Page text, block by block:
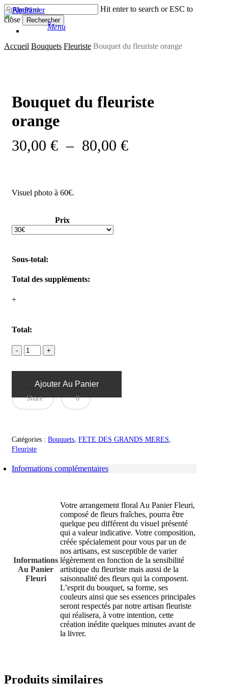
Skip
to
content
search
0
Menu
facebook
instagram
Hit enter to search or ESC to
close
Rechercher
Close
Search
Accueil Bouquets Fleuriste Bouquet du fleuriste orange
Bouquet du fleuriste
orange
30,00 € – 80,00 €Plage
Visuel photo à 60€.
Prix
Sous-total:
Total des suppléments:
+
Total:
Ajouter Au Panier
Share 0
Catégories : Bouquets, FETE DES GRANDS MERES,
Fleuriste
Informations complémentaires
Informations
Au Panier
Fleuri
Votre arrangement floral Au Panier Fleuri,
composé de fleurs fraîches, pourra être
quelque peu différent du visuel présenté
qui a valeur indicative. Votre composition,
créée spécialement pour vous par un de
nos artisans, est susceptible de varier
légèrement en fonction de la sensibilité
artistique du fleuriste mais aussi de la
saisonnalité des fleurs qui la composent.
L’esprit du bouquet, sa forme, ses
couleurs ainsi que ses essences principales
seront respectés par notre artisan fleuriste
qui réalisera, à votre intention, cette
création inédite quelques minutes avant de
la livrer.
Produits similaires